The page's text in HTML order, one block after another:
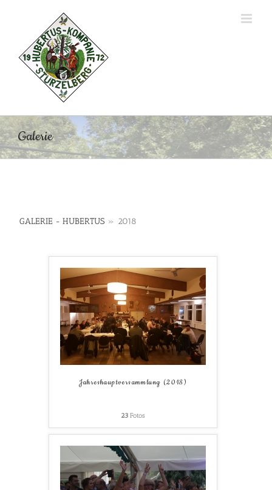
Galerie
GALERIE - HUBERTUS » 2018
Jahreshauptversammlung (2018)
23 Fotos